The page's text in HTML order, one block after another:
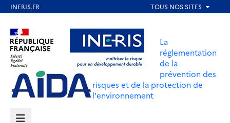
contenu
principal
Aller au contenu Aller au menu
Aller au pied de page
La
réglementation
de la
prévention des
risques et de la protection de
l'environnement
MENU